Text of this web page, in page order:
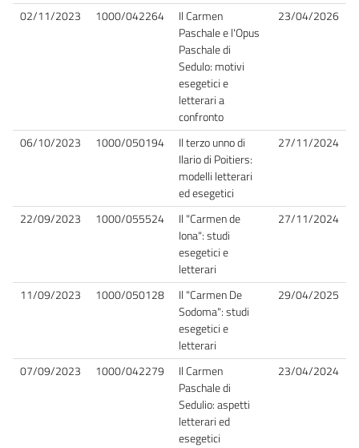
02/11/2023 1000/042264
Il Carmen
Paschale e l'Opus
Paschale di
Sedulo: motivi
esegetici e
letterari a
confronto
23/04/2026
06/10/2023 1000/050194
Il terzo unno di
Ilario di Poitiers:
modelli letterari
ed esegetici
27/11/2024
22/09/2023 1000/055524
Il "Carmen de
Iona": studi
esegetici e
letterari
27/11/2024
11/09/2023 1000/050128
Il "Carmen De
Sodoma": studi
esegetici e
letterari
29/04/2025
07/09/2023 1000/042279
Il Carmen
Paschale di
Sedulio: aspetti
letterari ed
esegetici
23/04/2024